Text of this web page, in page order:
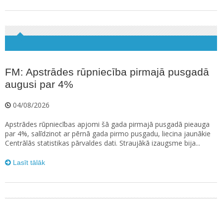
FM: Apstrādes rūpniecība pirmajā pusgadā
augusi par 4%
04/08/2026
Apstrādes rūpniecības apjomi šā gada pirmajā pusgadā pieauga
par 4%, salīdzinot ar pērnā gada pirmo pusgadu, liecina jaunākie
Centrālās statistikas pārvaldes dati. Straujākā izaugsme bija...
Lasīt tālāk